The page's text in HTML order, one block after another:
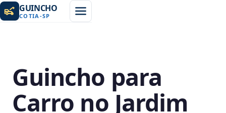
GUINCHO
COTIA -SP
Guincho para
Carro no Jardim